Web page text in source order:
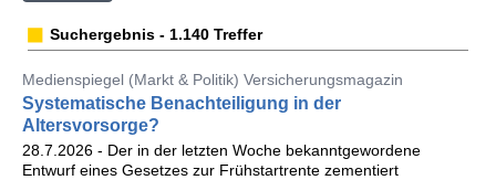
Suchergebnis - 1.140 Treffer
Medienspiegel (Markt & Politik) Versicherungsmagazin
Systematische Benachteiligung in der
Altersvorsorge?
28.7.2026 - Der in der letzten Woche bekanntgewordene
Entwurf eines Gesetzes zur Frühstartrente zementiert